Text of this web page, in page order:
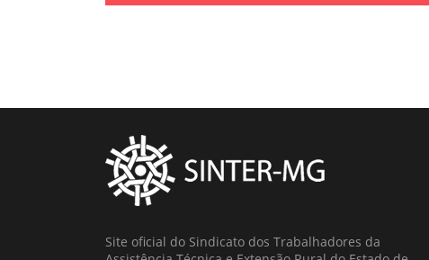
Site oficial do Sindicato dos Trabalhadores da